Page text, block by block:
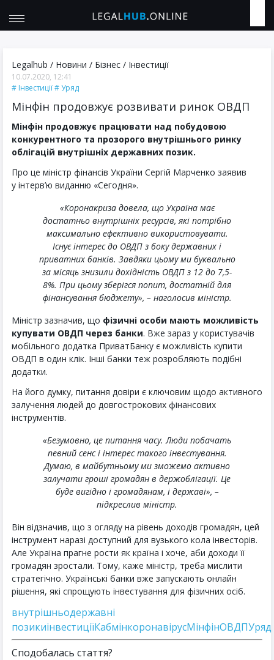
Legalhub / Новини / Бізнес / Інвестиції
10.07.2020, 12:41
Інвестиції
Уряд
Мінфін продовжує розвивати ринок ОВДП
Мінфін продовжує працювати над побудовою
конкурентного та прозорого внутрішнього ринку
облігацій внутрішніх державних позик.
Про це міністр фінансів України Сергій Марченко заявив
у інтерв’ю виданню «Сегодня».
«Коронакриза довела, що Україна має
достатньо внутрішніх ресурсів, які потрібно
максимально ефективно використовувати.
Існує інтерес до ОВДП з боку державних і
приватних банків. Завдяки цьому ми буквально
за місяць знизили дохідність ОВДП з 12 до 7,5-
8%. При цьому зберігся попит, достатній для
фінансування бюджету», – наголосив міністр.
Міністр зазначив, що фізичні особи мають можливість
купувати ОВДП через банки. Вже зараз у користувачів
мобільного додатка ПриватБанку є можливість купити
ОВДП в один клік. Інші банки теж розробляють подібні
додатки.
На його думку, питання довіри є ключовим щодо активного
залучення людей до довгострокових фінансових
інструментів.
«Безумовно, це питання часу. Люди побачать
певний сенс і інтерес такого інвестування.
Думаю, в майбутньому ми зможемо активно
залучати гроші громадян в держоблігації. Це
буде вигідно і громадянам, і державі», –
підкреслив міністр.
Він відзначив, що з огляду на рівень доходів громадян, цей
інструмент наразі доступний для вузького кола інвесторів.
Але Україна прагне рости як країна і хоче, аби доходи її
громадян зростали. Тому, каже міністр, треба мислити
стратегічно. Українські банки вже запускають онлайн
рішення, які спрощують інвестування для фізичних осіб.
внутрішньодержавні
позикиінвестиціїКабмінкоронавірусМінфінОВДПУряд
Сподобалась стаття?